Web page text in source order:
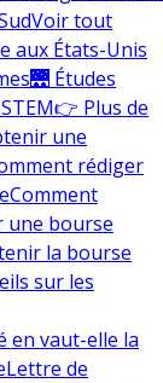
Voir tout
aux États-Unis
🌉 Études
👉 Plus de
une
rédiger
Comment
une bourse
la bourse
sur les
en vaut-elle la
Lettre de